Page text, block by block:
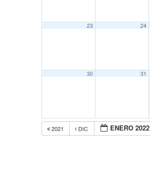
23 24
30 31
2021 DIC ENERO 2022